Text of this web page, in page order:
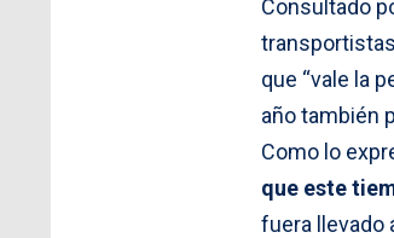
Consultado
que “vale la
año también
Como lo
que este
fuera llevado